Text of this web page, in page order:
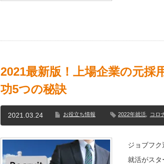
2021最新版！上場企業の元採
功5つの秘訣
2021.03.24 お役立ち情報 2022年就活 コロ
ジョブフ
就活がスタ